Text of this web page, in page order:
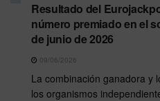
Resultado del
número premiado en el
de junio de 2026
09/06/2026
La combinación ganadora y
los organismos